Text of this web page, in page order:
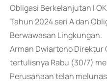
Obligasi Berkelanjutan I
Tahun 2024 seri A dan
Berwawasan Lingkungan.
Arman Dwiartono Direktur
tertulisnya Rabu (30/7)
Perusahaan telah